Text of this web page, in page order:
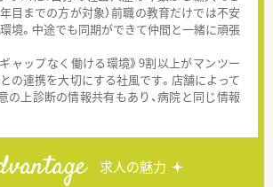
年目までの方が対象）前職の教育だけでは不安
境。中途でも同期ができて仲間と一緒に頑張
ャップなく働ける環境》9割以上がマンツー
の連携を大切にする社風です。店舗によって
の上診断の情報共有もあり、病院と同じ情報
求人の魅力